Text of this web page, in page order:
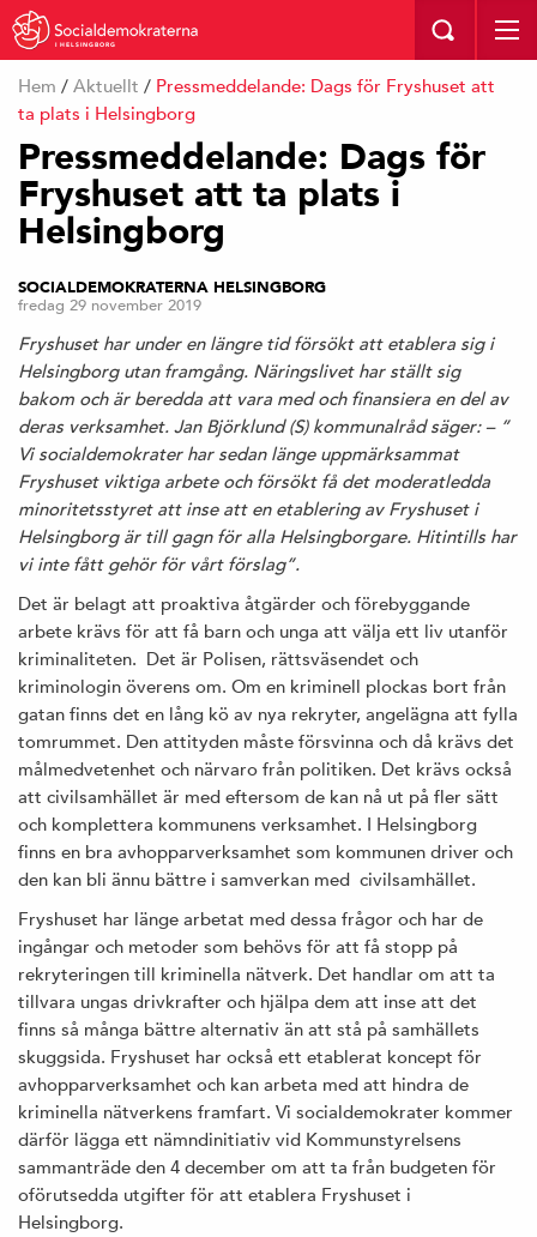
I HELSINGBORG
Hem / Aktuellt / Pressmeddelande: Dags för Fryshuset att
ta plats i Helsingborg
Pressmeddelande: Dags för
Fryshuset att ta plats i
Helsingborg
SOCIALDEMOKRATERNA HELSINGBORG
fredag 29 november 2019
Fryshuset har under en längre tid försökt att etablera sig i
Helsingborg utan framgång. Näringslivet har ställt sig
bakom och är beredda att vara med och finansiera en del av
deras verksamhet. Jan Björklund (S) kommunalråd säger: – ”
Vi socialdemokrater har sedan länge uppmärksammat
Fryshuset viktiga arbete och försökt få det moderatledda
minoritetsstyret att inse att en etablering av Fryshuset i
Helsingborg är till gagn för alla Helsingborgare. Hitintills har
vi inte fått gehör för vårt förslag”.
Det är belagt att proaktiva åtgärder och förebyggande
arbete krävs för att få barn och unga att välja ett liv utanför
kriminaliteten. Det är Polisen, rättsväsendet och
kriminologin överens om. Om en kriminell plockas bort från
gatan finns det en lång kö av nya rekryter, angelägna att fylla
tomrummet. Den attityden måste försvinna och då krävs det
målmedvetenhet och närvaro från politiken. Det krävs också
att civilsamhället är med eftersom de kan nå ut på fler sätt
och komplettera kommunens verksamhet. I Helsingborg
finns en bra avhopparverksamhet som kommunen driver och
den kan bli ännu bättre i samverkan med civilsamhället.
Fryshuset har länge arbetat med dessa frågor och har de
ingångar och metoder som behövs för att få stopp på
rekryteringen till kriminella nätverk. Det handlar om att ta
tillvara ungas drivkrafter och hjälpa dem att inse att det
finns så många bättre alternativ än att stå på samhällets
skuggsida. Fryshuset har också ett etablerat koncept för
avhopparverksamhet och kan arbeta med att hindra de
kriminella nätverkens framfart. Vi socialdemokrater kommer
därför lägga ett nämndinitiativ vid Kommunstyrelsens
sammanträde den 4 december om att ta från budgeten för
oförutsedda utgifter för att etablera Fryshuset i
Helsingborg.